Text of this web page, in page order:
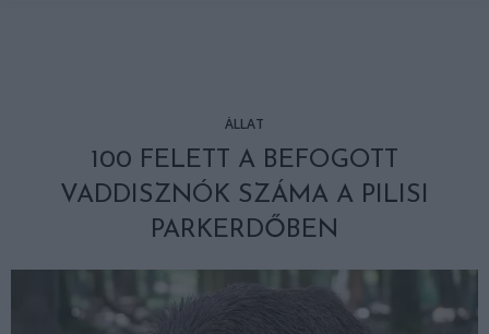
ÁLLAT
100 FELETT A BEFOGOTT
VADDISZNÓK SZÁMA A PILISI
PARKERDŐBEN